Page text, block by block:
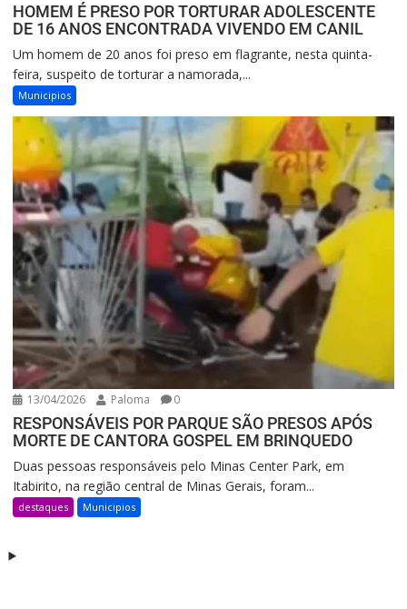
HOMEM É PRESO POR TORTURAR ADOLESCENTE
DE 16 ANOS ENCONTRADA VIVENDO EM CANIL
Um homem de 20 anos foi preso em flagrante, nesta quinta-
feira, suspeito de torturar a namorada,...
Municipios
13/04/2026 Paloma 0
RESPONSÁVEIS POR PARQUE SÃO PRESOS APÓS
MORTE DE CANTORA GOSPEL EM BRINQUEDO
Duas pessoas responsáveis pelo Minas Center Park, em
Itabirito, na região central de Minas Gerais, foram...
destaques Municipios